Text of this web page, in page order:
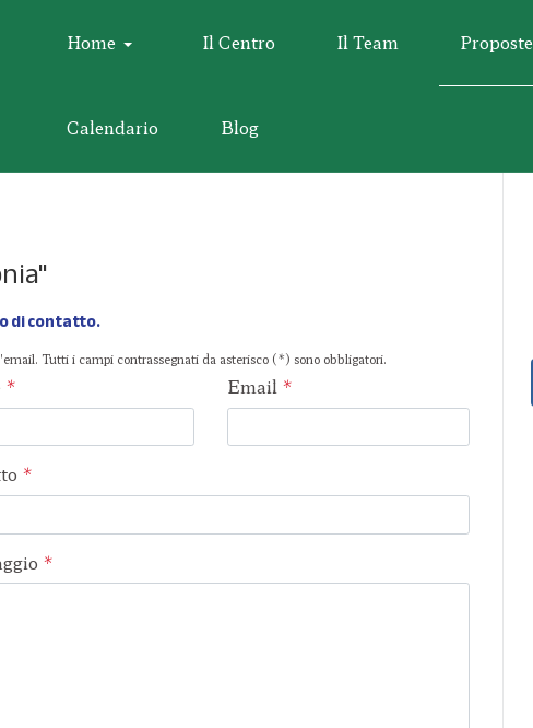
Home Il Centro Il Team Proposte
Calendario Blog
di contatto
Tutti i campi contrassegnati da asterisco (*) sono obbligatori.
* Email *
*
*